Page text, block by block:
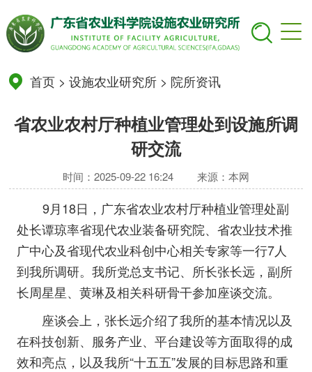
首页 >设施农业研究所 > 院所资讯
省农业农村厅种植业管理处到设施所调
研交流
时间：2025-09-22 16:24 来源：本网
9月18日，广东省农业农村厅种植业管理处副
处长谭琼率省现代农业装备研究院、省农业技术推
广中心及省现代农业科创中心相关专家等一行7人
到我所调研。我所党总支书记、所长张长远，副所
长周星星、黄琳及相关科研骨干参加座谈交流。
座谈会上，张长远介绍了我所的基本情况以及
在科技创新、服务产业、平台建设等方面取得的成
效和亮点，以及我所“十五五”发展的目标思路和重